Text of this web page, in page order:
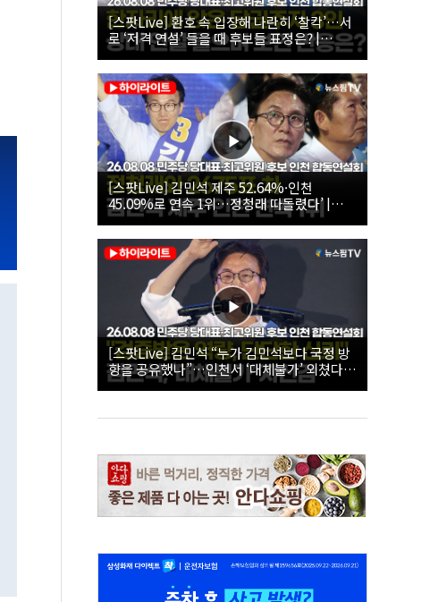
[스팟Live] 환호 속 입장해 나란히 ‘찰칵’…서
로 ‘저격 연설’ 들을 때 후보들 표정은? |
26.08.08 더불어민주당 당대표·최고위원 후
보 인천 합동연설회
[스팟Live] 김민석 제주 52.64%·인천
45.09%로 연속 1위…정청래 따돌렸다’ |
26.08.08 더불어민주당 당대표·최고위원 후
보 인천 합동연설회
[스팟Live] 김민석 “누가 김민석보다 국정 방
향을 공유했나”…인천서 ‘대체불가’ 외쳤다 |
26.08.08 더불어민주당 당대표·최고위원 후